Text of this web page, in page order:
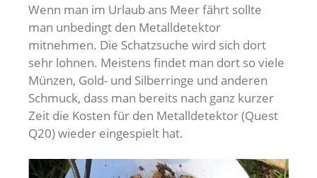
Wenn man im Urlaub ans Meer fährt sollte
man unbedingt den Metalldetektor
mitnehmen. Die Schatzsuche wird sich dort
sehr lohnen. Meistens findet man dort so viele
Münzen, Gold- und Silberringe und anderen
Schmuck, dass man bereits nach ganz kurzer
Zeit die Kosten für den Metalldetektor (Quest
Q20) wieder eingespielt hat.